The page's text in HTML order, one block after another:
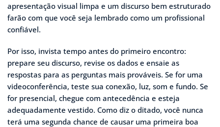
apresentação visual limpa e um discurso bem estruturado
farão com que você seja lembrado como um profissional
confiável.
Por isso, invista tempo antes do primeiro encontro:
prepare seu discurso, revise os dados e ensaie as
respostas para as perguntas mais prováveis. Se for uma
videoconferência, teste sua conexão, luz, som e fundo. Se
for presencial, chegue com antecedência e esteja
adequadamente vestido. Como diz o ditado, você nunca
terá uma segunda chance de causar uma primeira boa